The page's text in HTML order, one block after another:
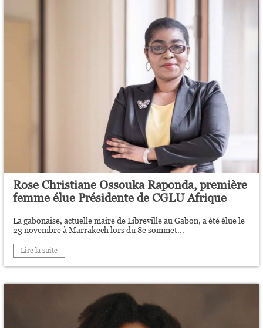
Rose Christiane Ossouka Raponda, première
femme élue Présidente de CGLU Afrique
La gabonaise, actuelle maire de Libreville au Gabon, a été élue le
23 novembre à Marrakech lors du 8e sommet...
Lire la suite